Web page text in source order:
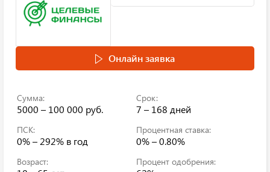
Онлайн заявка
Сумма:
5000 – 100 000 руб.
Срок:
7 – 168 дней
ПСК:
0% – 292% в год
Процентная ставка:
0% – 0.80%
Возраст: Процент одобрения: